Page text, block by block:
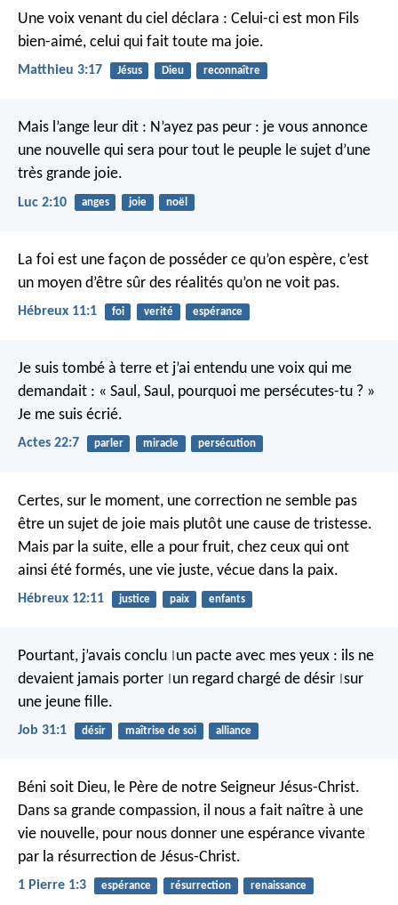
Une voix venant du ciel déclara : Celui-ci est mon Fils
bien-aimé, celui qui fait toute ma joie.
Matthieu 3:17 Jésus Dieu reconnaître
Mais l’ange leur dit : N’ayez pas peur : je vous annonce
une nouvelle qui sera pour tout le peuple le sujet d’une
très grande joie.
Luc 2:10 anges joie noël
La foi est une façon de posséder ce qu’on espère, c’est
un moyen d’être sûr des réalités qu’on ne voit pas.
Hébreux 11:1 foi verité espérance
Je suis tombé à terre et j’ai entendu une voix qui me
demandait : « Saul, Saul, pourquoi me persécutes-tu ? »
Je me suis écrié.
Actes 22:7 parler miracle persécution
Certes, sur le moment, une correction ne semble pas
être un sujet de joie mais plutôt une cause de tristesse.
Mais par la suite, elle a pour fruit, chez ceux qui ont
ainsi été formés, une vie juste, vécue dans la paix.
Hébreux 12:11 justice paix enfants
Pourtant, j’avais conclu un pacte avec mes yeux : ils ne
devaient jamais porter un regard chargé de désir sur
une jeune fille.
Job 31:1 désir maîtrise de soi alliance
Béni soit Dieu, le Père de notre Seigneur Jésus-Christ.
Dans sa grande compassion, il nous a fait naître à une
vie nouvelle, pour nous donner une espérance vivante
par la résurrection de Jésus-Christ.
1 Pierre 1:3 espérance résurrection renaissance